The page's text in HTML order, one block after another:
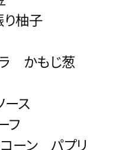
子
じ葱
フ
パプリ